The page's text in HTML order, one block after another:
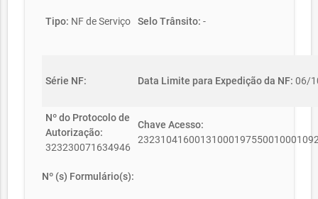
Tipo: NF de Serviço Selo Trânsito: -
Série NF: Data Limite para Expedição da NF: 06/
Nº do Protocolo de
Autorização:
323230071634946
Chave Acesso:
Nº (s) Formulário(s):